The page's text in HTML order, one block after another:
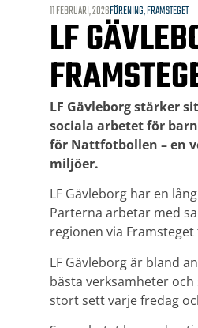
11 FEBRUARI, 2026FÖRENING,FRAMSTEGET
LF
LF Gävleborg stärker
sociala arbetet för
för Nattfotbollen – en
miljöer.
LF Gävleborg har en
Parterna arbetar med
regionen via
LF Gävleborg är bland
bästa verksamheter
stort sett varje fredag